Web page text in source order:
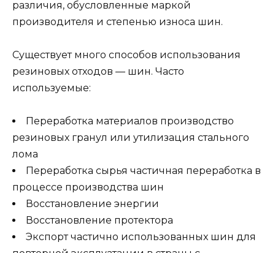
различия, обусловленные маркой
производителя и степенью износа шин.
Существует много способов использования
резиновых отходов — шин. Часто
используемые:
Переработка материалов производство
резиновых гранул или утилизация стального
лома
Переработка сырья частичная переработка в
процессе производства шин
Восстановление энергии
Восстановление протектора
Экспорт частично использованных шин для